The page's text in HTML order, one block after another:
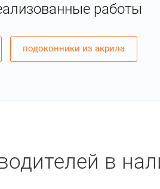
работы
подоконники из акрила
в